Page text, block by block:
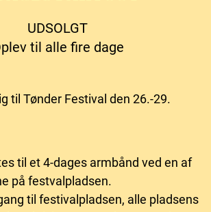
UDSOLGT
til alle fire dage
til Tønder Festival den 26.-29.
til et 4-dages armbånd ved en af
på festvalpladsen.
til festivalpladsen, alle pladsens